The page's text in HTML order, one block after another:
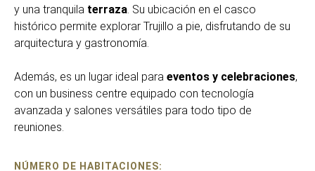
y una tranquila terraza. Su ubicación en el casco
histórico permite explorar Trujillo a pie, disfrutando de su
arquitectura y gastronomía.
Además, es un lugar ideal para eventos y celebraciones,
con un business centre equipado con tecnología
avanzada y salones versátiles para todo tipo de
reuniones.
NÚMERO DE HABITACIONES: